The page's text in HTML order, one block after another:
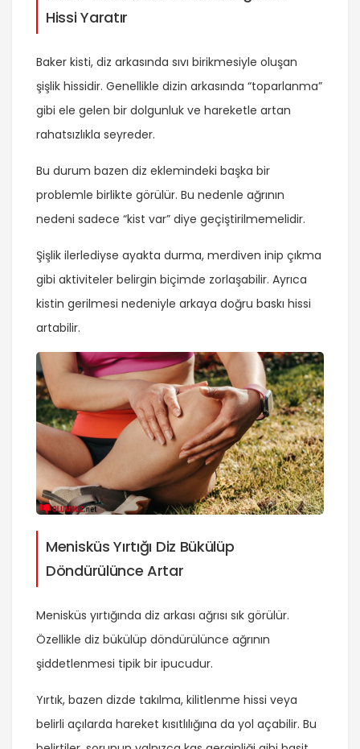
Hissi Yaratır
Baker kisti, diz arkasında sıvı birikmesiyle oluşan
şişlik hissidir. Genellikle dizin arkasında “toparlanma”
gibi ele gelen bir dolgunluk ve hareketle artan
rahatsızlıkla seyreder.
Bu durum bazen diz eklemindeki başka bir
problemle birlikte görülür. Bu nedenle ağrının
nedeni sadece “kist var” diye geçiştirilmemelidir.
Şişlik ilerlediyse ayakta durma, merdiven inip çıkma
gibi aktiviteler belirgin biçimde zorlaşabilir. Ayrıca
kistin gerilmesi nedeniyle arkaya doğru baskı hissi
artabilir.
Menisküs Yırtığı Diz Bükülüp
Döndürülünce Artar
Menisküs yırtığında diz arkası ağrısı sık görülür.
Özellikle diz bükülüp döndürülünce ağrının
şiddetlenmesi tipik bir ipucudur.
Yırtık, bazen dizde takılma, kilitlenme hissi veya
belirli açılarda hareket kısıtlılığına da yol açabilir. Bu